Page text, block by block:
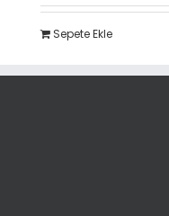
$
Sepete Ekle